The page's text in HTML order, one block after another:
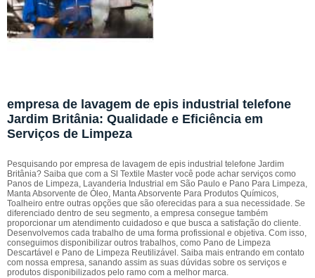
empresa de lavagem de epis industrial telefone
Jardim Britânia: Qualidade e Eficiência em
Serviços de Limpeza
Pesquisando por empresa de lavagem de epis industrial telefone Jardim
Britânia? Saiba que com a Sl Textile Master você pode achar serviços como
Panos de Limpeza, Lavanderia Industrial em São Paulo e Pano Para Limpeza,
Manta Absorvente de Óleo, Manta Absorvente Para Produtos Químicos,
Toalheiro entre outras opções que são oferecidas para a sua necessidade. Se
diferenciado dentro de seu segmento, a empresa consegue também
proporcionar um atendimento cuidadoso e que busca a satisfação do cliente.
Desenvolvemos cada trabalho de uma forma profissional e objetiva. Com isso,
conseguimos disponibilizar outros trabalhos, como Pano de Limpeza
Descartável e Pano de Limpeza Reutilizável. Saiba mais entrando em contato
com nossa empresa, sanando assim as suas dúvidas sobre os serviços e
produtos disponibilizados pelo ramo com a melhor marca.